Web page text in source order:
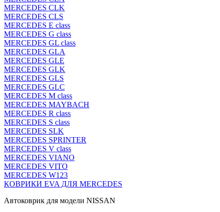
MERCEDES CLK
MERCEDES CLS
MERCEDES E class
MERCEDES G class
MERCEDES GL class
MERCEDES GLA
MERCEDES GLE
MERCEDES GLK
MERCEDES GLS
MERCEDES GLC
MERCEDES M class
MERCEDES MAYBACH
MERCEDES R class
MERCEDES S class
MERCEDES SLK
MERCEDES SPRINTER
MERCEDES V class
MERCEDES VIANO
MERCEDES VITO
MERCEDES W123
КОВРИКИ EVA ДЛЯ MERCEDES
Автоковрик для модели NISSAN